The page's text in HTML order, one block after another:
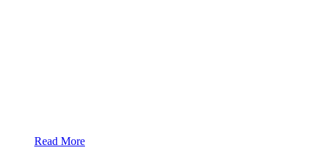
Read More